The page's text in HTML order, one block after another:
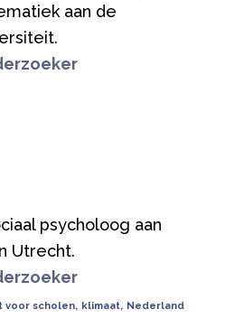
aan de
psycholoog aan
Utrecht.
voor scholen, klimaat, Nederland